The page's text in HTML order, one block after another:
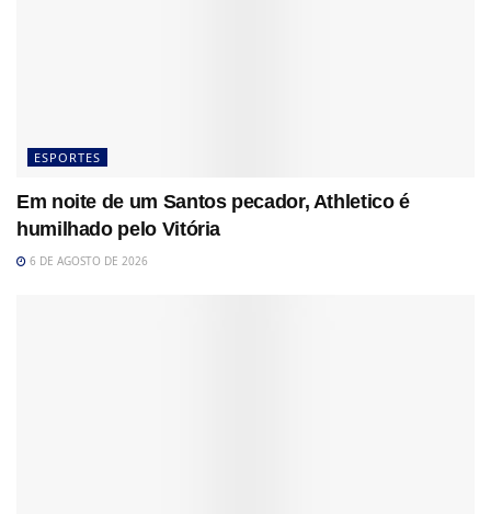
ESPORTES
Em noite de um Santos pecador, Athletico é
humilhado pelo Vitória
6 DE AGOSTO DE 2026